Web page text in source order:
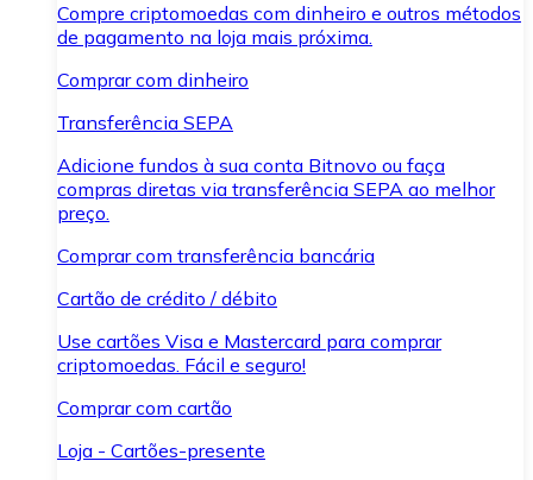
Compre criptomoedas com dinheiro e outros métodos
de pagamento na loja mais próxima.
Comprar com dinheiro
Transferência SEPA
Adicione fundos à sua conta Bitnovo ou faça
compras diretas via transferência SEPA ao melhor
preço.
Comprar com transferência bancária
Cartão de crédito / débito
Use cartões Visa e Mastercard para comprar
criptomoedas. Fácil e seguro!
Comprar com cartão
Loja - Cartões-presente